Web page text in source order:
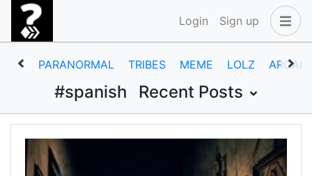
Login Sign up
PARANORMAL TRIBES MEME LOLZ
#spanish Recent Posts